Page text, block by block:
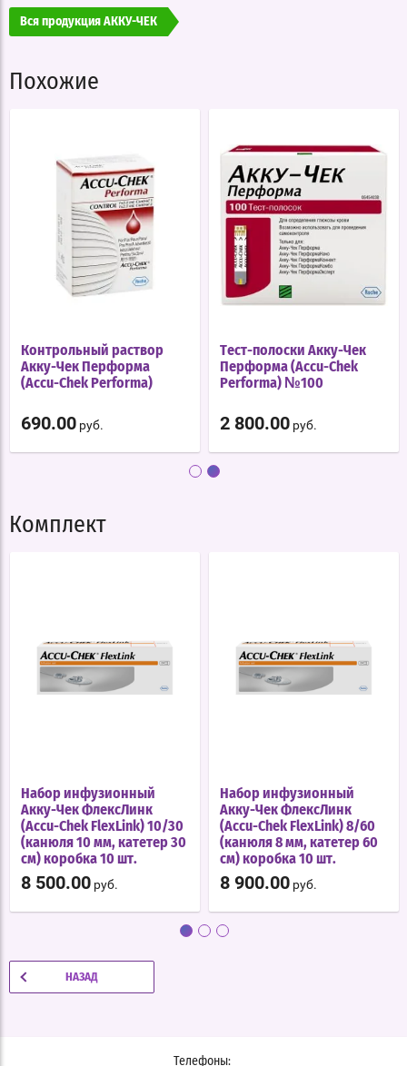
Вся продукция АККУ-ЧЕК
Похожие
Контрольный раствор
Акку-Чек Перформа
(Accu-Chek Performa)
690.00 руб.
Тест-полоски Акку-Чек
Перформа (Accu-Chek
Performa) №100
2 800.00 руб.
Комплект
Набор инфузионный
Акку-Чек ФлексЛинк
(Accu-Chek FlexLink) 10/30
(канюля 10 мм, катетер 30
см) коробка 10 шт.
8 500.00 руб.
Набор инфузионный
Акку-Чек ФлексЛинк
(Accu-Chek FlexLink) 8/60
(канюля 8 мм, катетер 60
см) коробка 10 шт.
8 900.00 руб.
НАЗАД
Телефоны: